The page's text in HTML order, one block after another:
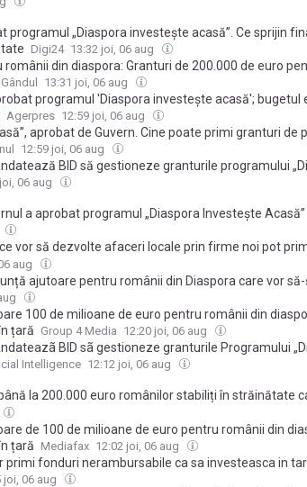
programul „Diaspora investește acasă”. Ce sprijin
Digi24 13:32 joi, 06 aug
din diaspora: Granturi de 200.000 de euro
Gândul 13:31 joi, 06 aug
programul 'Diaspora investește acasă'; bugetul
Agerpres 12:59 joi, 06 aug
aprobat de Guvern. Cine poate primi granturi de
12:59 joi, 06 aug
BID să gestioneze granturile programului
din străinătate pot primi finanțări de până la
06 aug
a aprobat programul „Diaspora Investeşte Acasă”
vor să dezvolte afaceri locale prin firme noi pot
Finanţelor: 100 mil. euro. BID, mandatată să
Investeşte Acasă”. Granturile: până la 60% din
de euro/beneficiar
aug
ajutoare pentru românii din Diaspora care vor să-
„Li se va pune la dispoziție un credit de maximum
100 de milioane de euro pentru românii din
țară Group 4 Media 12:20 joi, 06 aug
BID sã gestioneze granturile Programului
Intelligence 12:12 joi, 06 aug
până la 200.000 euro românilor stabiliți în străinătate
Programul „Diaspora Investește Acasă” are fonduri
de 100 de milioane de euro pentru românii din
țară Mediafax 12:02 joi, 06 aug
primi fonduri nerambursabile ca sa investeasca in
joi, 06 aug